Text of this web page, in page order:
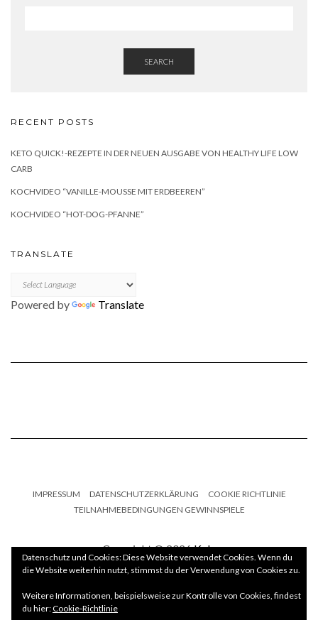
SEARCH
RECENT POSTS
KETO QUICK!-REZEPTE IN DER NEUEN AUSGABE VON HEALTHY LIFE LOW
CARB
KOCHVIDEO “VANILLE-MOUSSE MIT ERDBEEREN”
KOCHVIDEO “HOT-DOG-PFANNE”
TRANSLATE
Powered by Translate
IMPRESSUM DATENSCHUTZERKLÄRUNG
COOKIE RICHTLINIE
TEILNAHMEBEDINGUNGEN GEWINNSPIELE
Copyright © 2026Kale
Kaleby LyraThemes.com.
Datenschutz und Cookies: Diese Website verwendet Cookies. Wenn du
die Website weiterhin nutzt, stimmst du der Verwendung von Cookies zu.
Weitere Informationen, beispielsweise zur Kontrolle von Cookies, findest
du hier:Cookie-Richtlinie